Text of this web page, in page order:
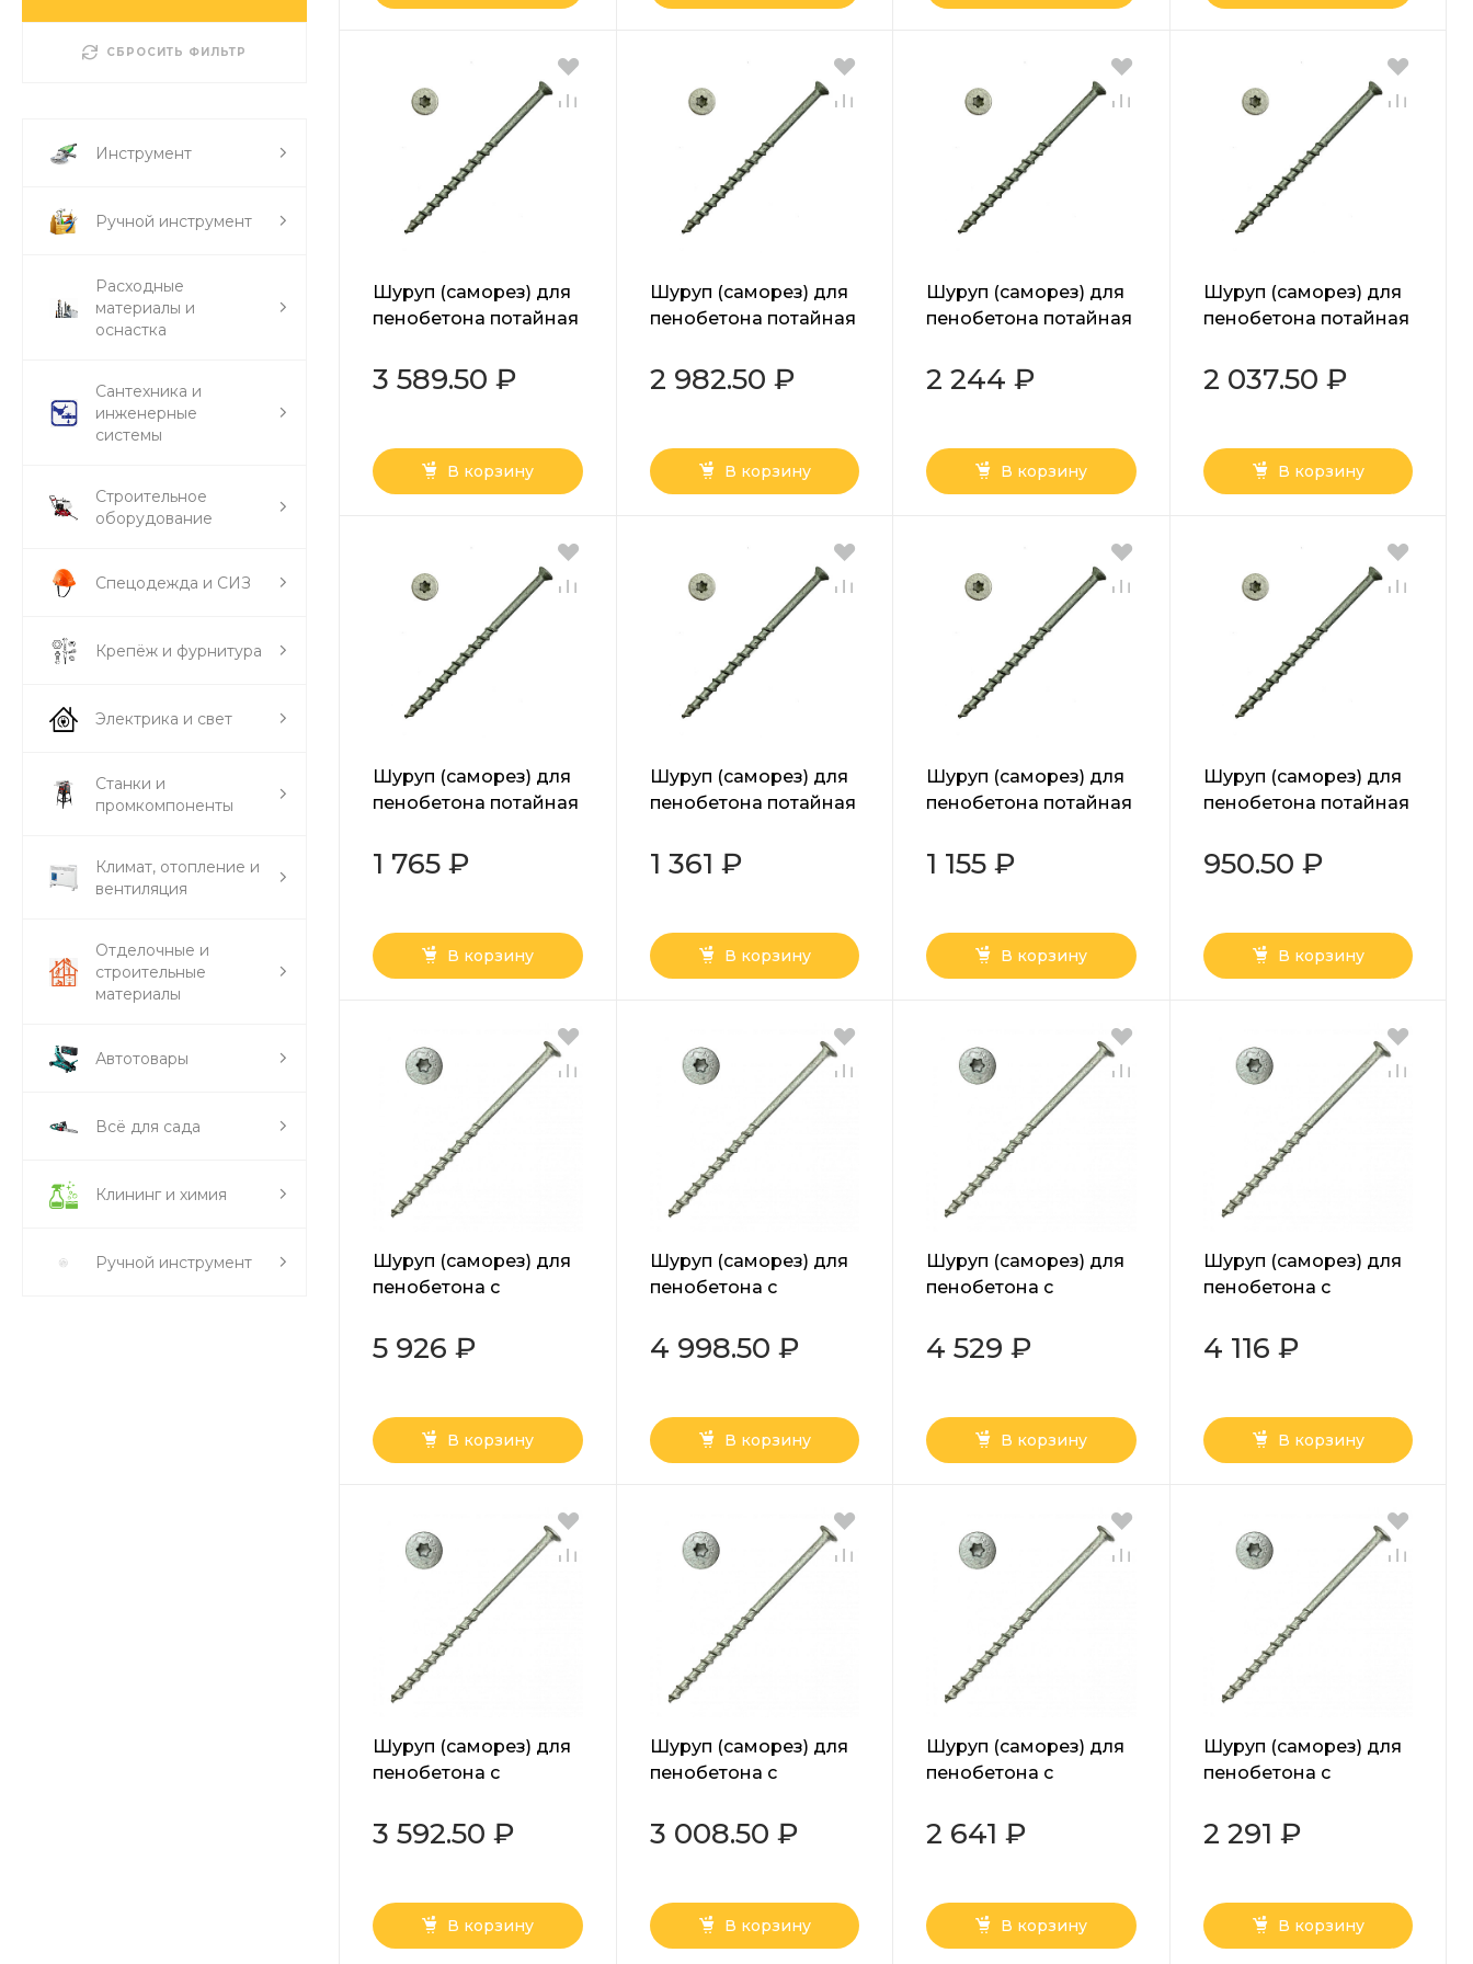
СБРОСИТЬ ФИЛЬТР
Инструмент
Ручной инструмент
Расходные
материалы и
оснастка
Сантехника и
инженерные
системы
Строительное
оборудование
Спецодежда и СИЗ
Крепёж и фурнитура
Электрика и свет
Станки и
промкомпоненты
Климат, отопление и
вентиляция
Отделочные и
строительные
материалы
Автотовары
Всё для сада
Клининг и химия
Ручной инструмент
Шуруп (саморез) для
пенобетона потайная
8х200 мм
3 589.50 ₽
В корзину
Шуруп (саморез) для
пенобетона потайная
8х180 мм
2 982.50 ₽
В корзину
Шуруп (саморез) для
пенобетона потайная
8х160 мм
2 244 ₽
В корзину
Шуруп (саморез) для
пенобетона потайная
8х140 мм
2 037.50 ₽
В корзину
Шуруп (саморез) для
пенобетона потайная
8х120 мм
1 765 ₽
В корзину
Шуруп (саморез) для
пенобетона потайная
8х100 мм
1 361 ₽
В корзину
Шуруп (саморез) для
пенобетона потайная
8х80 мм
1 155 ₽
В корзину
Шуруп (саморез) для
пенобетона потайная
8х65 мм
950.50 ₽
В корзину
Шуруп (саморез) для
пенобетона с
белый 10х240 мм
5 926 ₽
В корзину
Шуруп (саморез) для
пенобетона с
белый 10х220 мм
4 998.50 ₽
В корзину
Шуруп (саморез) для
пенобетона с
белый 10х200 мм
4 529 ₽
В корзину
Шуруп (саморез) для
пенобетона с
белый 10х180 мм
4 116 ₽
В корзину
Шуруп (саморез) для
пенобетона с
белый 10х160 мм
3 592.50 ₽
В корзину
Шуруп (саморез) для
пенобетона с
белый 10х140 мм
3 008.50 ₽
В корзину
Шуруп (саморез) для
пенобетона с
белый 10х120 мм
2 641 ₽
В корзину
Шуруп (саморез) для
пенобетона с
белый 10х100 мм
2 291 ₽
В корзину